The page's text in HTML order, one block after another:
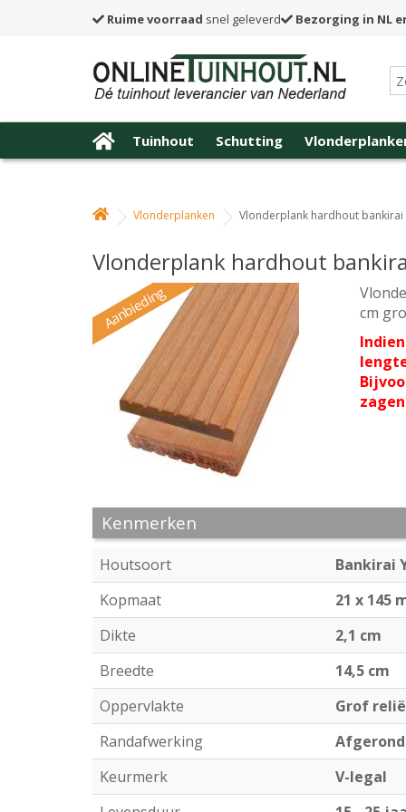
Ruime voorraad snel geleverd Bezorging in NL
Tuinhout Schutting
Vlonderplanken Vlonderplank hardhout
Vlonderplank hardhout
Aanbieding
cm
Kenmerken
Houtsoort
Bankirai
Kopmaat
21 x 145
Dikte
2,1 cm
Breedte
14,5 cm
Oppervlakte
Grof
Randafwerking
Afgerond
Keurmerk
V-legal